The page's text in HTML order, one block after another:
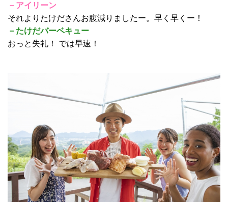
－アイリーン
それよりたけださんお腹減りましたー。早く早くー！
－たけだバーベキュー
おっと失礼！ では早速！